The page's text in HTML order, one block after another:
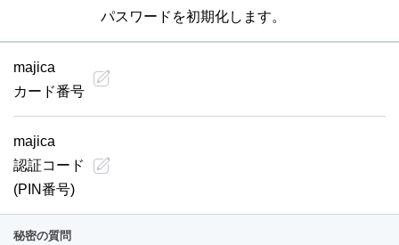
パスワードを初期化します。
majica
カード番号
majica
認証コード
(PIN番号)
秘密の質問